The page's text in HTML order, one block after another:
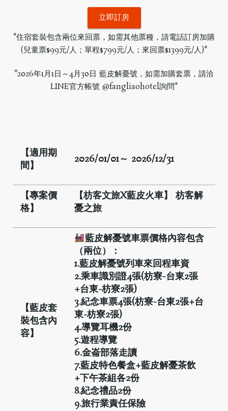
立即訂房
*住宿套裝包含兩位來回票，如需其他票種，請電話訂房加購
(兒童票$99元/人；單程$799元/人；來回票$1399元/人)*
*2026年1月1日～4月30日 藍皮解憂號，如需加購套票，請洽
LINE官方帳號 @fangliaohotel詢問*
【適用期
間】
2026/01/01～ 2026/12/31
【專案價
格】
【枋客文旅X藍皮火車】枋客解
憂之旅
【藍皮套
裝包含內
容】
藍皮解憂號車票價格內容包含
（兩位）：
1.藍皮解憂號列車來回程車資
2.乘車識別證4張(枋寮-台東2張
+台東-枋寮2張)
3.紀念車票4張(枋寮-台東2張+台
東-枋寮2張)
4.導覽耳機2份
5.遊程導覽
6.金崙部落走讀
7.藍皮特色餐盒+藍皮解憂茶飲
+下午茶組各2份
8.紀念禮品2份
9.旅行業責任保險